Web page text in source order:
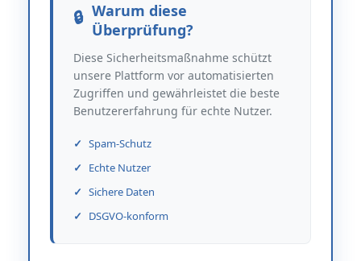
Warum diese
Überprüfung?
Diese Sicherheitsmaßnahme schützt
unsere Plattform vor automatisierten
Zugriffen und gewährleistet die beste
Benutzererfahrung für echte Nutzer.
Spam-Schutz
Echte Nutzer
Sichere Daten
DSGVO-konform